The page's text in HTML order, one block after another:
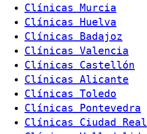
Clínicas Murcia
Clínicas Huelva
Clínicas Badajoz
Clínicas Valencia
Clínicas Castellón
Clínicas Alicante
Clínicas Toledo
Clínicas Pontevedra
Clínicas Ciudad Real